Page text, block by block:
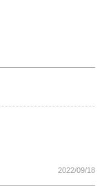
2022/09/18